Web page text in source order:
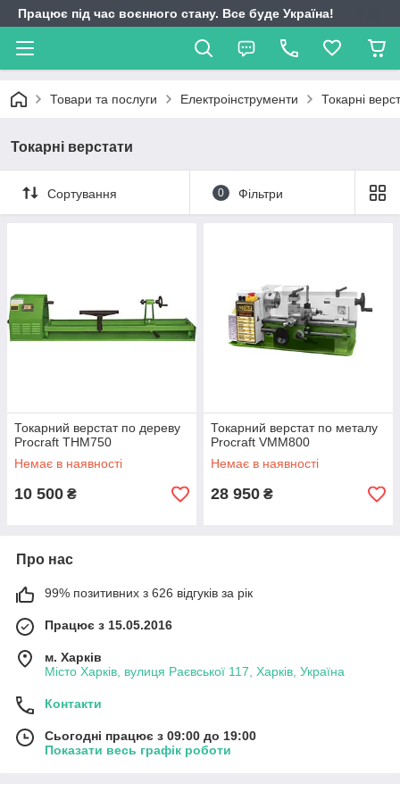
Працює під час воєнного стану. Все буде Україна!
Товари та послуги Електроінструменти Токарні
Токарні верстати
Сортування 0 Фільтри
Токарний верстат по дереву
Proсraft ТНМ750
Немає в наявності
10 500 ₴
Токарний верстат по металу
Procraft VMM800
Немає в наявності
28 950 ₴
Про нас
99% позитивних з 626 відгуків за рік
Працює з 15.05.2016
м. Харків
Місто Харків, вулиця Раєвської 117, Харків, Україна
Контакти
Сьогодні працює з 09:00 до 19:00
Показати весь графік роботи